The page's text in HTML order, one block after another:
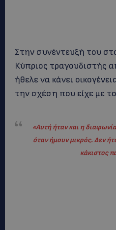
Στην συνέντευξή του
Κύπριος τραγουδιστής
ήθελε να κάνει
την σχέση που είχε με
«Αυτή ήταν και η
όταν ήμουν μικρός. Δεν
κάκιστος